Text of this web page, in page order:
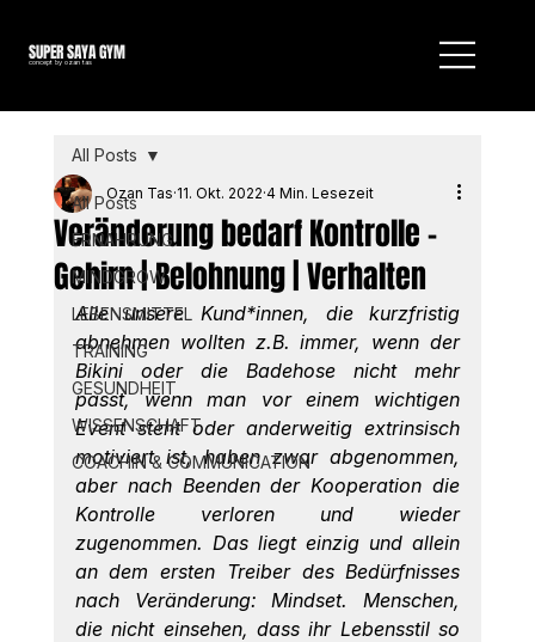
SUPER SAYA GYM
concept by ozan tas
All Posts
ERNÄHRUNG
MINDGROW
LEBENSMITTEL
TRAINING
GESUNDHEIT
WISSENSCHAFT
COACHIN & COMMUNICATION
All Posts
Veränderung bedarf Kontrolle -
Gehirn | Belohnung | Verhalten
Ozan Tas 11. Okt. 2022 4 Min. Lesezeit
Alle unsere Kund*innen, die kurzfristig
abnehmen wollten z.B. immer, wenn der
Bikini oder die Badehose nicht mehr
passt, wenn man vor einem wichtigen
Event steht oder anderweitig extrinsisch
motiviert ist, haben zwar abgenommen,
aber nach Beenden der Kooperation die
Kontrolle verloren und wieder
zugenommen. Das liegt einzig und allein
an dem ersten Treiber des Bedürfnisses
nach Veränderung: Mindset. Menschen,
die nicht einsehen, dass ihr Lebensstil so